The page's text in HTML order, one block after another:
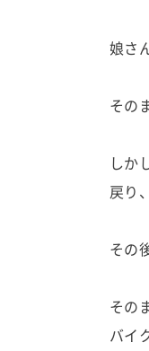
娘さ
その
しか
戻り
その
その
バイ